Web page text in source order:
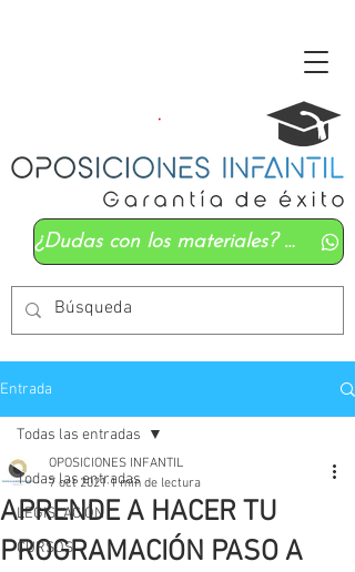
¿Dudas con los materiales? Mándanos un whatsapp
Entrada
Todas las entradas
LEGISLACIÓN
CURSOS
Todas las entradas
APRENDE A HACER TU
PROGRAMACIÓN PASO A
OPOSICIONES INFANTIL
7 oct 2021 1 min de lectura